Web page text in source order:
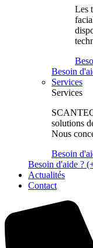
Les
Besoin
Services
Services
solutions
Nous
Besoin
Besoin d'aide ?
Actualités
Contact